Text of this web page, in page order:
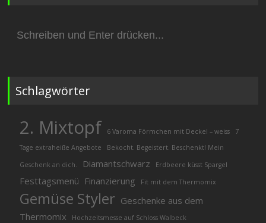
nach:
Schlagwörter
2. Mixtopf 6 Varoma Förmchen mit Deckel – weiss
7
Tage extraheiße Angebote
Bekocht. Begeistert. Beschenkt! Mein
Geschenk an dich. Diamantschwarz Erdbeere küsst Spargel
Festtagsmenü Finanzierung Fit mit dem Thermomix
Gemüse Styler Geschenke aus dem
Thermomix
Hochzeitsmesse auf Schloss Walbeck